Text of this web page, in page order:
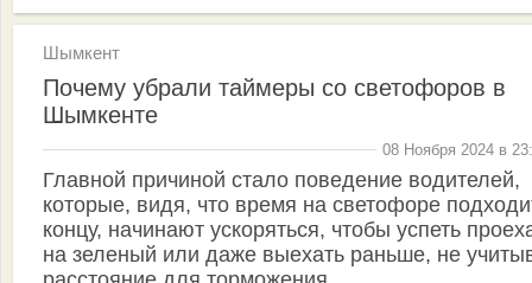
Шымкент
Почему убрали таймеры со светофоров в
Шымкенте
08 Ноября 2024 в
Главной причиной стало поведение водителей,
которые, видя, что время на светофоре
концу, начинают ускоряться, чтобы успеть
на зеленый или даже выехать раньше, не